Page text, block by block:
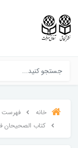
خانه
فهرست
کتاب الصحیحان